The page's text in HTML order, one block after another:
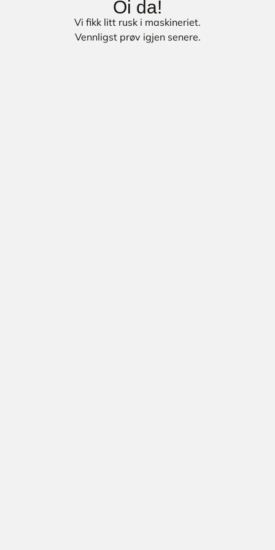
Oi da!
Vi fikk litt rusk i maskineriet.
Vennligst prøv igjen senere.